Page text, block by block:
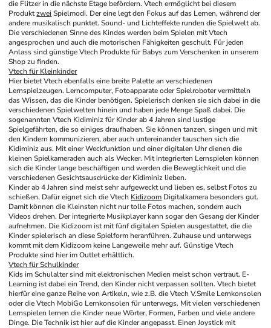
die Flitzer in die nächste Etage befördern. Vtech ermöglicht bei diesem
Produkt zwei Spielmodi. Der eine legt den Fokus auf das Lernen, während der
andere musikalisch punktet. Sound- und Lichteffekte runden die Spielwelt ab.
Die verschiedenen Sinne des Kindes werden beim Spielen mit Vtech
angesprochen und auch die motorischen Fähigkeiten geschult. Für jeden
Anlass sind günstige Vtech Produkte für Babys zum Verschenken in unserem
Shop zu finden.
Vtech für Kleinkinder
Hier bietet Vtech ebenfalls eine breite Palette an verschiedenen
Lernspielzeugen. Lerncomputer, Fotoapparate oder Spielroboter vermitteln
das Wissen, das die Kinder benötigen. Spielerisch denken sie sich dabei in die
verschiedenen Spielwelten hinein und haben jede Menge Spaß dabei. Die
sogenannten Vtech Kidiminiz für Kinder ab 4 Jahren sind lustige
Spielgefährten, die so einiges draufhaben. Sie können tanzen, singen und mit
den Kindern kommunizieren, aber auch untereinander tauschen sich die
Kidiminiz aus. Mit einer Weckfunktion und einer digitalen Uhr dienen die
kleinen Spielkameraden auch als Wecker. Mit integrierten Lernspielen können
sich die Kinder lange beschäftigen und werden die Beweglichkeit und die
verschiedenen Gesichtsausdrücke der Kidiminiz lieben.
Kinder ab 4 Jahren sind meist sehr aufgeweckt und lieben es, selbst Fotos zu
schießen. Dafür eignet sich die Vtech Kidizoom Digitalkamera besonders gut.
Damit können die Kleinsten nicht nur tolle Fotos machen, sondern auch
Videos drehen. Der integrierte Musikplayer kann sogar den Gesang der Kinder
aufnehmen. Die Kidizoom ist mit fünf digitalen Spielen ausgestattet, die die
Kinder spielerisch an diese Spielform heranführen. Zuhause und unterwegs
kommt mit dem Kidizoom keine Langeweile mehr auf. Günstige Vtech
Produkte sind hier im Outlet erhältlich.
Vtech für Schulkinder
Kids im Schulalter sind mit elektronischen Medien meist schon vertraut. E-
Learning ist dabei ein Trend, den Kinder nicht verpassen sollten. Vtech bietet
hierfür eine ganze Reihe von Artikeln, wie z.B. die Vtech V.Smile Lernkonsolen
oder die Vtech MobiGo Lernkonsolen für unterwegs. Mit vielen verschiedenen
Lernspielen lernen die Kinder neue Wörter, Formen, Farben und viele andere
Dinge. Die Technik ist hier auf die Kinder angepasst. Einen Joystick mit